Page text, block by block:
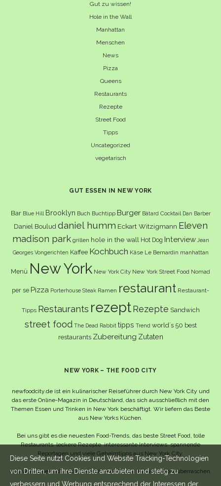
Gut zu wissen!
Hole in the Wall
Manhattan
Menschen
News
Pizza
Queens
Restaurants
Rezepte
Street Food
Tipps
Uncategorized
vegetarisch
GUT ESSEN IN NEW YORK
Bar Blue Hill Brooklyn Buch Buchtipp Burger Bâtard Cocktail Dan Barber
Daniel Boulud daniel humm Eckart Witzigmann Eleven
madison park grillen hole in the wall Hot Dog Interview Jean
Georges Vongerichten Kaffee Kochbuch Käse Le Bernardin manhattan
Menü New York New York City New York Street Food Nomad
per se Pizza Porterhouse Steak Ramen restaurant Restaurant-
Tipps Restaurants rezept Rezepte Sandwich
street food The Dead Rabbit tipps Trend world´s 50 best
restaurants Zubereitung Zutaten
NEW YORK – THE FOOD CITY
newfoodcity.de ist ein kulinarischer Reiseführer durch New York City und
das erste Online-Magazin in Deutschland, das sich ausschließlich mit den
Themen Essen und Trinken in New York beschäftigt. Wir liefern das Beste
aus New Yorks Küchen.
Bei uns gibt es die neuesten Food-Trends, das beste Street Food, tolle
Restaurants, leckere Rezepte, interessante Interviews, spannende
Reportagen und viele Geheimtipps aus New York City.
Und wahrscheinlich noch viel mehr – da lassen wir uns selbst überraschen.
Diese Seite nutzt Cookies und Website Tracking-Technologien
von Dritten, um ihre Dienste anzubieten und stetig zu
verbessern und Werbung entsprechend der Interessen der